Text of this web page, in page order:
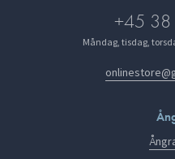
+45
Måndag, tisdag,